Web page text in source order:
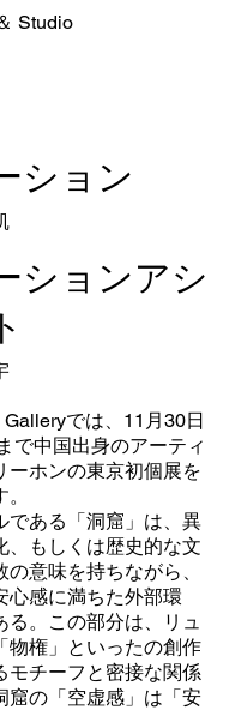
Studio
ション
ションアシ
では、11月30日
で中国出身のアーティ
ーホンの東京初個展を
である「洞窟」は、異
、もしくは歴史的な文
意味を持ちながら、
心感に満ちた外部環
る。この部分は、リュ
物権」といったの創作
モチーフと密接な関係
窟の「空虚感」は「安